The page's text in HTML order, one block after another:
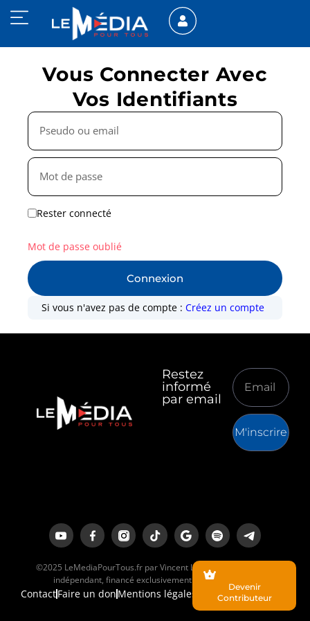
Vous Connecter Avec
Vos Identifiants
Rester connecté
Connexion
Mot de passe oublié
Si vous n'avez pas de compte :Créez un compte
Restez
informé
par email
M'inscrire
©2025 LeMediaPourTous.fr par Vincent Lapierre est un média
indépendant, financé exclusivement par ses lecteurs.
ContactFaire un don Mentions légales
Devenir
Contributeur